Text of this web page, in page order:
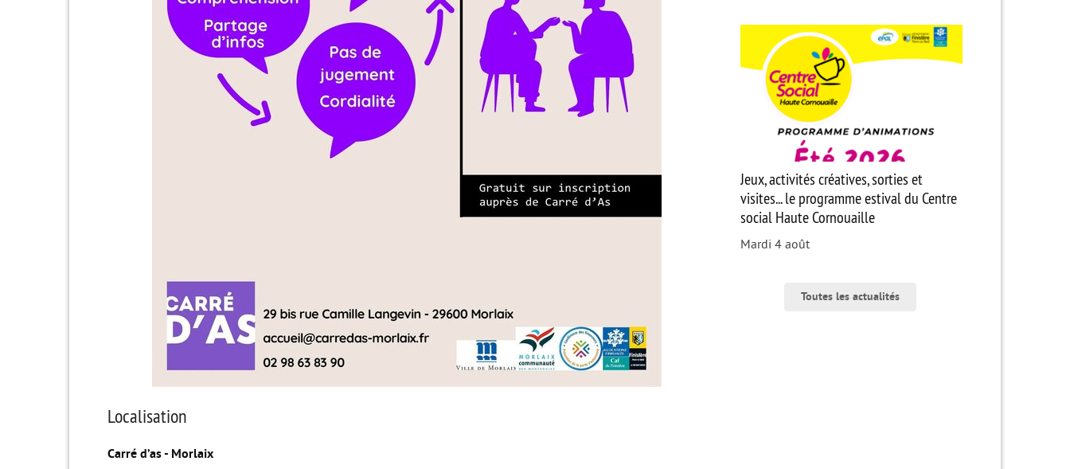
Localisation
Carré d’as - Morlaix
Jeux, activités créatives, sorties et
visites... le programme estival du Centre
social Haute Cornouaille
Mardi 4 août
Toutes les actualités